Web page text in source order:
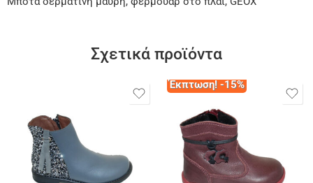
Σχετικά προϊόντα
Έκπτωση! -15%